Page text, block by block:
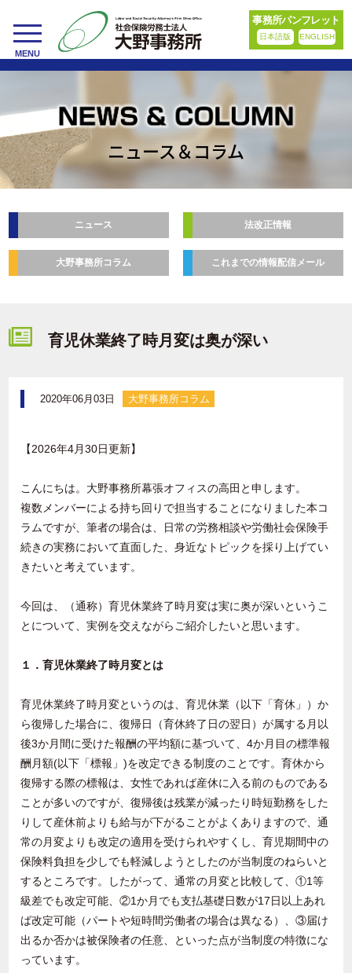
toggle
navigation
MENU
事務所パンフレット
日本語版 ENGLISH
ニュース＆コラム
ニュース 法改正情報
大野事務所コラム これまでの情報配信メール
育児休業終了時月変は奥が深い
2020年06月03日 大野事務所コラム
【2026年4月30日更新】
こんにちは。大野事務所幕張オフィスの高田と申します。
複数メンバーによる持ち回りで担当することになりました本コ
ラムですが、筆者の場合は、日常の労務相談や労働社会保険手
続きの実務において直面した、身近なトピックを採り上げてい
きたいと考えています。
今回は、（通称）育児休業終了時月変は実に奥が深いというこ
とについて、実例を交えながらご紹介したいと思います。
１．育児休業終了時月変とは
育児休業終了時月変というのは、育児休業（以下「育休」）か
ら復帰した場合に、復帰日（育休終了日の翌日）が属する月以
後3か月間に受けた報酬の平均額に基づいて、4か月目の標準報
酬月額(以下「標報」)を改定できる制度のことです。育休から
復帰する際の標報は、女性であれば産休に入る前のものである
ことが多いのですが、復帰後は残業が減ったり時短勤務をした
りして産休前よりも給与が下がることがよくありますので、通
常の月変よりも改定の適用を受けられやすくし、育児期間中の
保険料負担を少しでも軽減しようとしたのが当制度のねらいと
するところです。したがって、通常の月変と比較して、①1等
級差でも改定可能、②1か月でも支払基礎日数が17日以上あれ
ば改定可能（パートや短時間労働者の場合は異なる）、③届け
出るか否かは被保険者の任意、といった点が当制度の特徴にな
っています。